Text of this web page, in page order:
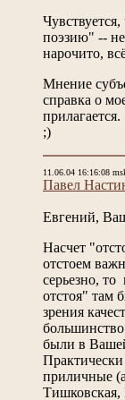
поэзию" --
нарочито,
Мнение
справка о
прилагается.
;)
11.06.04 16:16:08
Павел
Евгений,
Насчет
отстоем
серьезно, то
отстоя" там
зрения
были в
приличные
Тишковская,